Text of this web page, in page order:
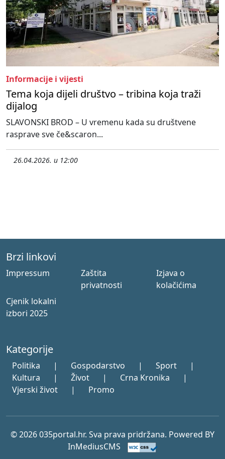
Informacije i vijesti
Tema koja dijeli društvo – tribina koja traži
dijalog
SLAVONSKI BROD – U vremenu kada su društvene
rasprave sve če&scaron...
26.04.2026. u 12:00
Brzi linkovi
Impressum
Zaštita
privatnosti
Izjava o
kolačićima
Cjenik lokalni
izbori 2025
Kategorije
Politika | Gospodarstvo | Sport
|
Kultura
| Život | Crna Kronika
|
Vjerski život
| Promo
© 2026 035portal.hr. Sva prava pridržana. Powered BY
InMediusCMS